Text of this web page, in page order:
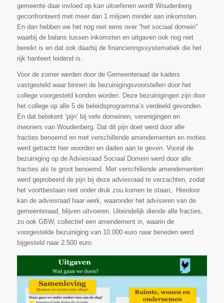
gemeente daar invloed op kan uitoefenen wordt Woudenberg
geconfronteerd met meer dan 1 miljoen minder aan inkomsten.
En dan hebben we het nog niet eens over “het sociaal domein”
waarbij de balans tussen inkomsten en uitgaven ook nog niet
bereikt is en dat ook daarbij de financieringssystematiek die het
rijk hanteert leidend is.
Voor de zomer werden door de Gemeenteraad de kaders
vastgesteld waar binnen de bezuinigingsvoorstellen door het
college voorgesteld konden worden. Deze bezuinigingen zijn door
het college op alle 5 de beleidsprogramma’s verdeeld gevonden.
En dat betekent ‘pijn’ bij vele domeinen, verenigingen en
inwoners van Woudenberg. Dat dit pijn doet werd door alle
fracties benoemd en met verschillende amendementen en moties
werd getracht hier woorden en daden aan te geven. Vooral de
bezuiniging op de Adviesraad Sociaal Domein werd door alle
fracties als te groot benoemd. Met verschillende amendementen
werd geprobeerd de pijn bij deze adviesraad te verzachten, zodat
het voortbestaan niet onder druk zou komen te staan,. Hierdoor
kan de adviesraad haar werk, waaronder het adviseren van de
gemeenteraad, blijven uitvoeren. Uiteindelijk diende alle fracties,
zo ook GBW, collectief een amendement in, waarin de
voorgestelde bezuiniging van 10.000 euro naar beneden werd
bijgesteld naar 2.500 euro.